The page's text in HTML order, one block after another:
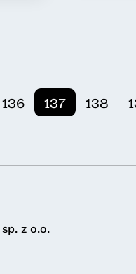
136 137 138
z o.o.